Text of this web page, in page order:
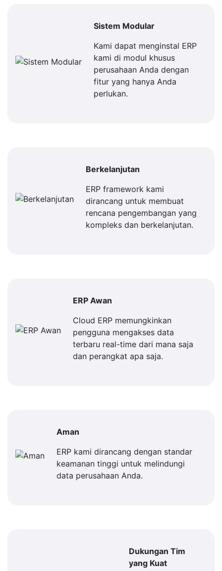
Sistem Modular
Kami dapat menginstal ERP
kami di modul khusus
perusahaan Anda dengan
fitur yang hanya Anda
perlukan.
Berkelanjutan
ERP framework kami
dirancang untuk membuat
rencana pengembangan yang
kompleks dan berkelanjutan.
ERP Awan
Cloud ERP memungkinkan
pengguna mengakses data
terbaru real-time dari mana saja
dan perangkat apa saja.
Aman
ERP kami dirancang dengan standar
keamanan tinggi untuk melindungi
data perusahaan Anda.
Dukungan Tim
yang Kuat